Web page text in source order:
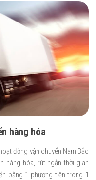
hàng hóa
động vận chuyển Nam Bắc
hàng hóa, rút ngắn thời gian
bằng 1 phương tiện trong 1